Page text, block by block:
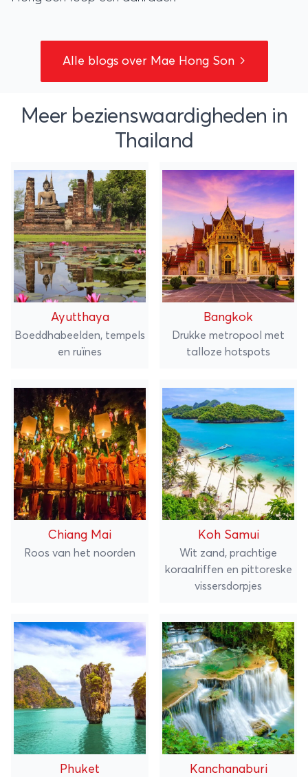
Alle blogs over Mae Hong Son
Meer bezienswaardigheden in
Thailand
Ayutthaya
Boeddhabeelden, tempels
en ruïnes
Bangkok
Drukke metropool met
talloze hotspots
Chiang Mai
Roos van het noorden
Koh Samui
Wit zand, prachtige
koraalriffen en pittoreske
vissersdorpjes
Phuket Kanchanaburi